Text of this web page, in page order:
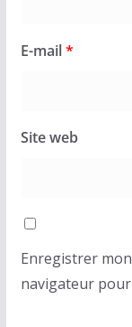
E-mail*
Site web
Enregistrer
navigateur